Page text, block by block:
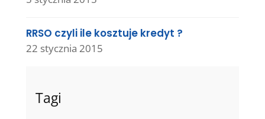
RRSO czyli ile kosztuje kredyt ?
22 stycznia 2015
Tagi